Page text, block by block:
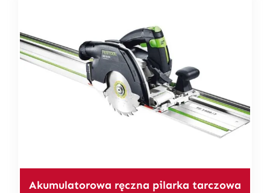
Akumulatorowa ręczna pilarka tarczowa